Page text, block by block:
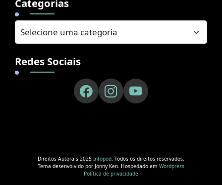
Categorias
Redes Sociais
Direitos Autorais 2025 Infopod. Todos os direitos reservados.
Tema desenvolvido por Jonny Ken. Hospedado em Wordpress
Política de privacidade